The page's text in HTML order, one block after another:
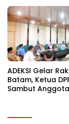
ADEKSI Gelar
Batam, Ketua
Sambut